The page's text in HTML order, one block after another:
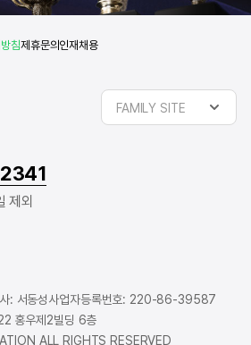
침제휴문의 인재채용
FAMILY SITE
제외
: 서동성사업자등록번호: 220-86-39587
홍우제2빌딩 6층
ALL RIGHTS RESERVED